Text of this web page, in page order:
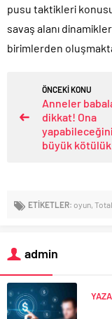
pusu taktikleri
savaş alanı
birimlerden
ÖNCEKİ KONU
Anneler
dikkat! Ona
büyük
ETİKETLER: oyun,
admin